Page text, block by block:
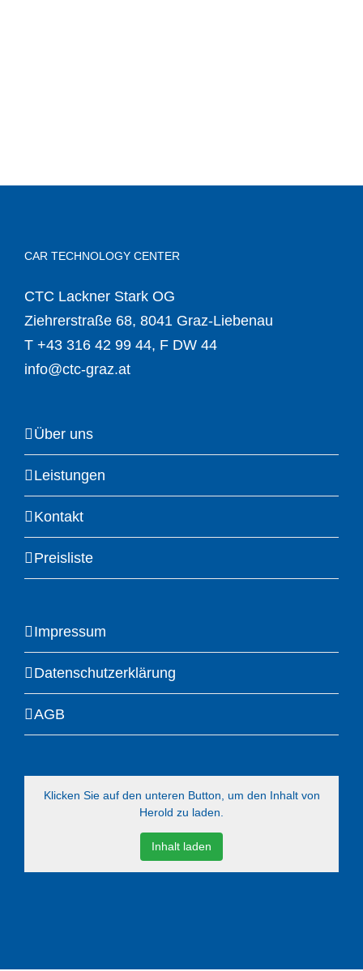
CAR TECHNOLOGY CENTER
CTC Lackner Stark OG
Ziehrerstraße 68, 8041 Graz-Liebenau
T +43 316 42 99 44, F DW 44
info@ctc-graz.at
Über uns
Leistungen
Kontakt
Preisliste
Impressum
Datenschutzerklärung
AGB
Klicken Sie auf den unteren Button, um den Inhalt von
Herold zu laden.
Inhalt laden